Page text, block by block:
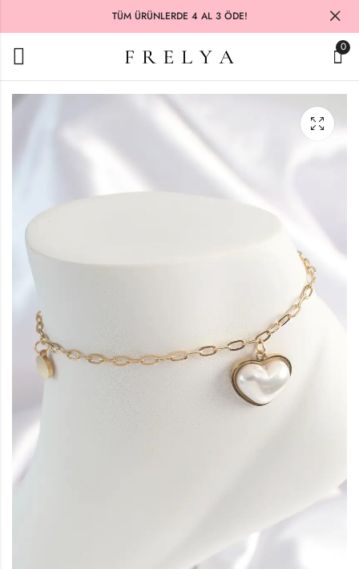
TÜM ÜRÜNLERDE 4 AL 3 ÖDE!
0